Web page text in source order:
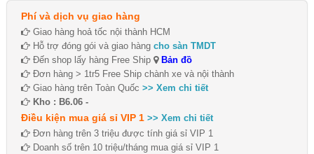
Phí và dịch vụ giao hàng
Giao hàng hoả tốc nội thành HCM
Hỗ trợ đóng gói và giao hàng cho sàn TMDT
Đến shop lấy hàng Free Ship
Bản đồ
Đơn hàng > 1tr5 Free Ship chành xe và nội thành
Giao hàng trên Toàn Quốc >> Xem chi tiết
Kho : B6.06 -
Điều kiện mua giá sỉ VIP 1 >> Xem chi tiết
Đơn hàng trên 3 triệu được tính giá sỉ VIP 1
Doanh số trên 10 triệu/tháng mua giá sỉ VIP 1